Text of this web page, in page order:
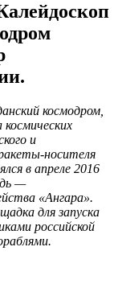
космодром,
космических
и
носителя
в апреле 2016
—
«Ангара».
для запуска
российской